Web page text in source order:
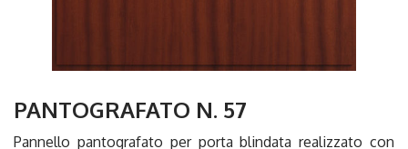
PANTOGRAFATO N. 57
Pannello pantografato per porta blindata realizzato con